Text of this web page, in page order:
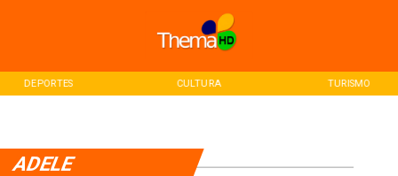
DEPORTES CULTURA TURISMO
ADELE